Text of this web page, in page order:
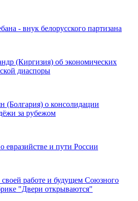
- внук белорусского партизана
(Киргизия) об экономических
диаспоры
(Болгария) о консолидации
за рубежом
евразийстве и пути России
работе и будущем Союзного
"Двери открываются"